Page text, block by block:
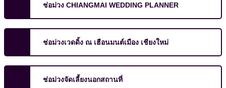
ช่อม่วง CHIANGMAI WEDDING PLANNER
ช่อม่วงเวดดิ้ง ณ เฮือนมนต์เมือง เชียงใหม่
ช่อม่วงจัดเลี้ยงนอกสถานที่